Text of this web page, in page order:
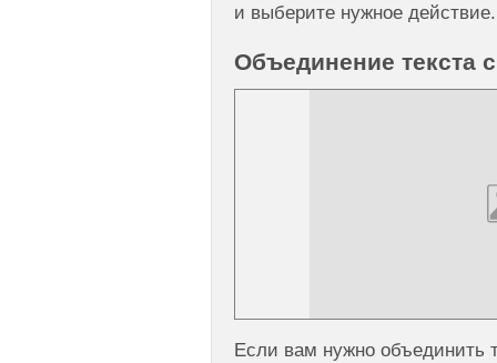
и выберите нужное действие.
Объединение текста
Если вам нужно объединить